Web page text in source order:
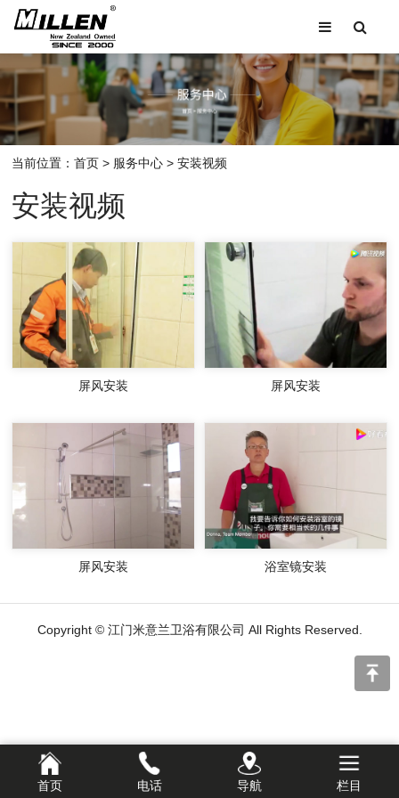
当前位置：首页 > 服务中心 >安装视频
安装视频
屏风安装 屏风安装
屏风安装 浴室镜安装
Copyright © 江门米意兰卫浴有限公司 All Rights Reserved.
首页 电话 导航 栏目